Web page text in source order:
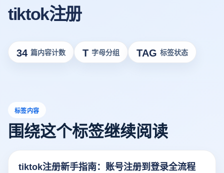
tiktok注册
34 篇内容计数 T 字母分组 TAG 标签状态
标签内容
围绕这个标签继续阅读
tiktok注册新手指南：账号注册到登录全流程